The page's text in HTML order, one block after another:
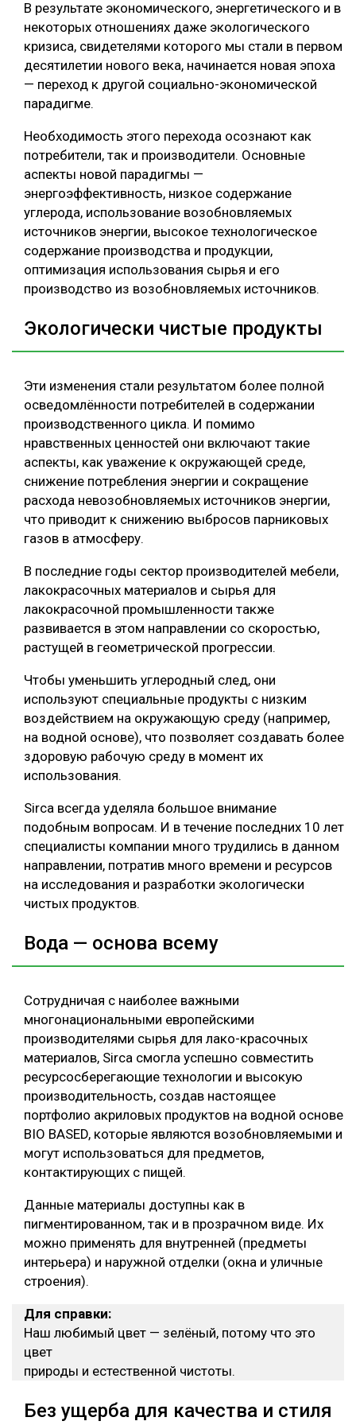
СУШКА ДРЕВЕСИНЫ
МЕБЕЛЬНОЕ ПРОИЗВОДСТВО
В результате экономического, энергетического и в
некоторых отношениях даже экологического
кризиса, свидетелями которого мы стали в первом
десятилетии нового века, начинается новая эпоха
— переход к другой социально-экономической
парадигме.
Необходимость этого перехода осознают как
потребители, так и производители. Основные
аспекты новой парадигмы —
энергоэффективность, низкое содержание
углерода, использование возобновляемых
источников энергии, высокое технологическое
содержание производства и продукции,
оптимизация использования сырья и его
производство из возобновляемых источников.
Экологически чистые продукты
Эти изменения стали результатом более полной
осведомлённости потребителей в содержании
производственного цикла. И помимо
нравственных ценностей они включают такие
аспекты, как уважение к окружающей среде,
снижение потребления энергии и сокращение
расхода невозобновляемых источников энергии,
что приводит к снижению выбросов парниковых
газов в атмосферу.
В последние годы сектор производителей мебели,
лакокрасочных материалов и сырья для
лакокрасочной промышленности также
развивается в этом направлении со скоростью,
растущей в геометрической прогрессии.
Чтобы уменьшить углеродный след, они
используют специальные продукты с низким
воздействием на окружающую среду (например,
на водной основе), что позволяет создавать более
здоровую рабочую среду в момент их
использования.
Sirca всегда уделяла большое внимание
подобным вопросам. И в течение последних 10 лет
специалисты компании много трудились в данном
направлении, потратив много времени и ресурсов
на исследования и разработки экологически
чистых продуктов.
Вода — основа всему
Сотрудничая с наиболее важными
многонациональными европейскими
производителями сырья для лако-красочных
материалов, Sirca смогла успешно совместить
ресурсосберегающие технологии и высокую
производительность, создав настоящее
портфолио акриловых продуктов на водной основе
BIO BASED, которые являются возобновляемыми и
могут использоваться для предметов,
контактирующих с пищей.
Данные материалы доступны как в
пигментированном, так и в прозрачном виде. Их
можно применять для внутренней (предметы
интерьера) и наружной отделки (окна и уличные
строения).
Для справки:
Наш любимый цвет — зелёный, потому что это
цвет
природы и естественной чистоты.
Без ущерба для качества и стиля